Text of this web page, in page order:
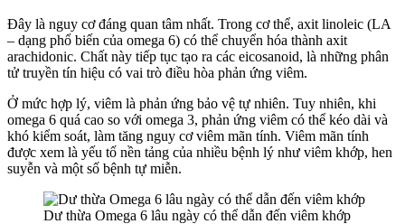
Đây là nguy cơ đáng quan tâm nhất. Trong cơ thể, axit linoleic (LA
– dạng phổ biến của omega 6) có thể chuyển hóa thành axit
arachidonic. Chất này tiếp tục tạo ra các eicosanoid, là những phân
tử truyền tín hiệu có vai trò điều hòa phản ứng viêm.
Ở mức hợp lý, viêm là phản ứng bảo vệ tự nhiên. Tuy nhiên, khi
omega 6 quá cao so với omega 3, phản ứng viêm có thể kéo dài và
khó kiểm soát, làm tăng nguy cơ viêm mãn tính. Viêm mãn tính
được xem là yếu tố nền tảng của nhiều bệnh lý như viêm khớp, hen
suyễn và một số bệnh tự miễn.
Dư thừa Omega 6 lâu ngày có thể dẫn đến viêm khớp